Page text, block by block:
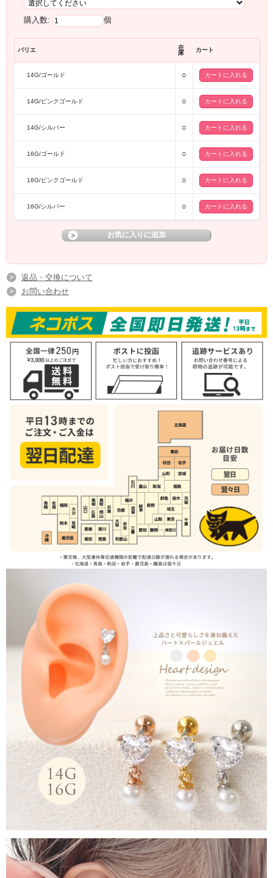
購入数: 個
バリエ
在
庫
カート
14G/ゴールド ○
14G/ピンクゴールド ○
14G/シルバー ○
16G/ゴールド ○
16G/ピンクゴールド ○
16G/シルバー ○
返品・交換について
お問い合わせ